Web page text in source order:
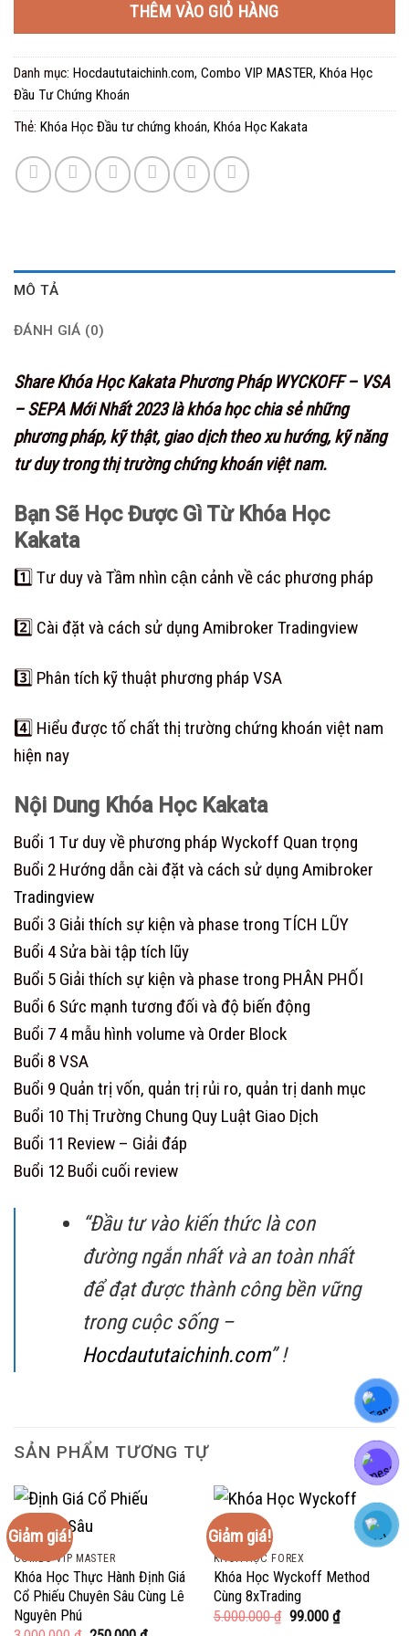
150.000 ₫.
THÊM VÀO GIỎ HÀNG
Danh mục: Hocdaututaichinh.com, Combo VIP MASTER, Khóa Học
Đầu Tư Chứng Khoán
Thẻ: Khóa Học Đầu tư chứng khoán, Khóa Học Kakata
MÔ TẢ
ĐÁNH GIÁ (0)
Share Khóa Học Kakata Phương Pháp WYCKOFF – VSA
– SEPA Mới Nhất 2023 là khóa học chia sẻ những
phương pháp, kỹ thật, giao dịch theo xu hướng, kỹ năng
tư duy trong thị trường chứng khoán việt nam.
Bạn Sẽ Học Được Gì Từ Khóa Học
Kakata
1️⃣ Tư duy và Tầm nhìn cận cảnh về các phương pháp
2️⃣ Cài đặt và cách sử dụng Amibroker Tradingview
3️⃣ Phân tích kỹ thuật phương pháp VSA
4️⃣ Hiểu được tố chất thị trường chứng khoán việt nam
hiện nay
Nội Dung Khóa Học Kakata
Buổi 1 Tư duy về phương pháp Wyckoff Quan trọng
Buổi 2 Hướng dẫn cài đặt và cách sử dụng Amibroker
Tradingview
Buổi 3 Giải thích sự kiện và phase trong TÍCH LŨY
Buổi 4 Sửa bài tập tích lũy
Buổi 5 Giải thích sự kiện và phase trong PHÂN PHỐI
Buổi 6 Sức mạnh tương đối và độ biến động
Buổi 7 4 mẫu hình volume và Order Block
Buổi 8 VSA
Buổi 9 Quản trị vốn, quản trị rủi ro, quản trị danh mục
Buổi 10 Thị Trường Chung Quy Luật Giao Dịch
Buổi 11 Review – Giải đáp
Buổi 12 Buổi cuối review
“Đầu tư vào kiến thức là con
đường ngắn nhất và an toàn nhất
để đạt được thành công bền vững
trong cuộc sống –
Hocdaututaichinh.com” !
SẢN PHẨM TƯƠNG TỰ
Giảm giá!
COMBO VIP MASTER
Khóa Học Thực Hành Định Giá
Cổ Phiếu Chuyên Sâu Cùng Lê
Nguyên Phú
Giảm giá!
KHÓA HỌC FOREX
Khóa Học Wyckoff Method
Cùng 8xTrading
5.000.000₫ Giá
99.000 ₫Giá